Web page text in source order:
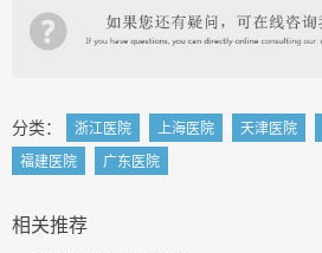
分类： 浙江医院 上海医院 天津医院
福建医院
广东医院
相关推荐